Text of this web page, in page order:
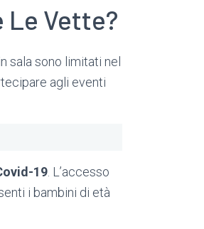
Le Vette?
sala sono limitati nel
agli eventi
19 . L’accesso
i bambini di età